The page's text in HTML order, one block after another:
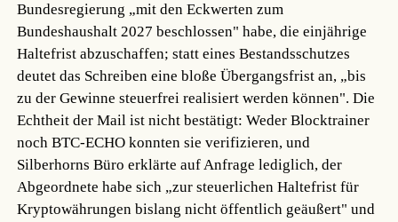
Bundesregierung „mit den Eckwerten zum
Bundeshaushalt 2027 beschlossen" habe, die einjährige
Haltefrist abzuschaffen; statt eines Bestandsschutzes
deutet das Schreiben eine bloße Übergangsfrist an, „bis
zu der Gewinne steuerfrei realisiert werden können". Die
Echtheit der Mail ist nicht bestätigt: Weder Blocktrainer
noch BTC-ECHO konnten sie verifizieren, und
Silberhorns Büro erklärte auf Anfrage lediglich, der
Abgeordnete habe sich „zur steuerlichen Haltefrist für
Kryptowährungen bislang nicht öffentlich geäußert" und